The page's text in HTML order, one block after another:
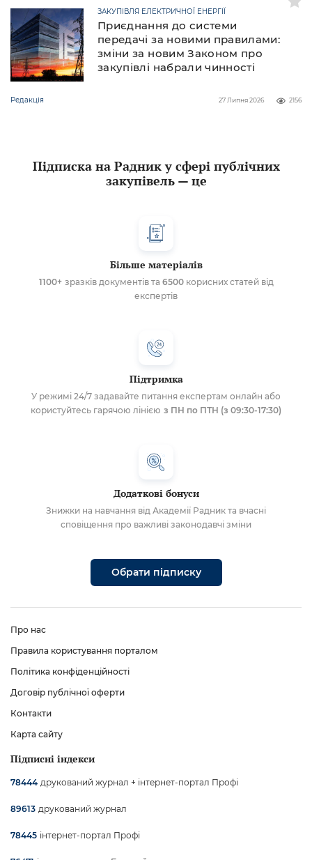
Приєднання до системи
передачі за новими правилами:
зміни за новим Законом про
закупівлі набрали чинності
ЗАКУПІВЛЯ ЕЛЕКТРИЧНОЇ ЕНЕРГІЇ
Редакція 2156
27 Липня 2026
Підписка на Радник у сфері публічних
закупівель — це
Більше матеріалів
1100+ зразків документів та 6500корисних статей від
експертів
Підтримка
У режимі 24/7 задавайте питання експертам онлайн або
користуйтесь гарячою лінією з ПН по ПТН (з 09:30-17:30)
Додаткові бонуси
Знижки на навчання від Академії Радник та вчасні
сповіщення про важливі законодавчі зміни
Обрати підписку
Про нас
Правила користування порталом
Політика конфіденційності
Договір публічної оферти
Контакти
Карта сайту
Підписні індекси
78444 друкований журнал + інтернет-портал Профі
89613 друкований журнал
78445 інтернет-портал Профі